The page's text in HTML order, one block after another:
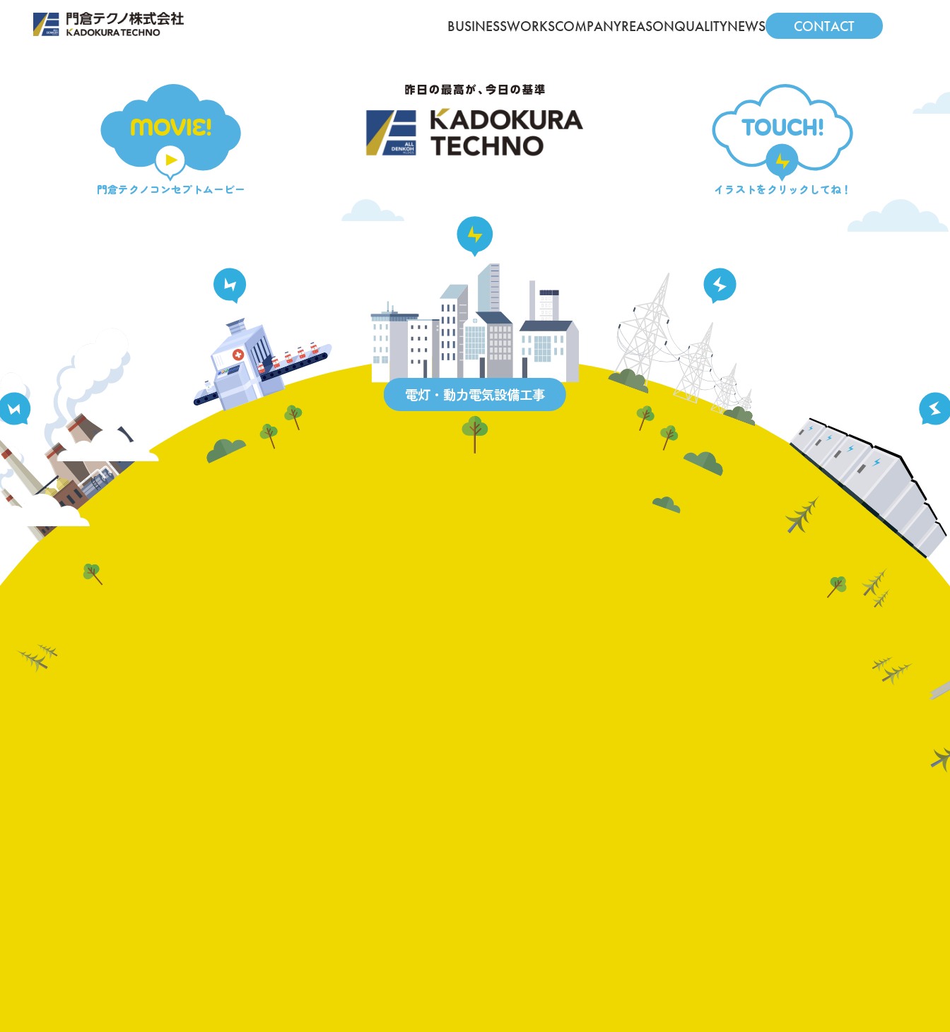
BUSINESSWORKSCOMPANYREASONQUALITYNEWS CONTACT
MOVIE!
門倉テクノ コンセプトムービー
TOUCH!
イラストをクリックしてね！
電灯・動力電気設備工事